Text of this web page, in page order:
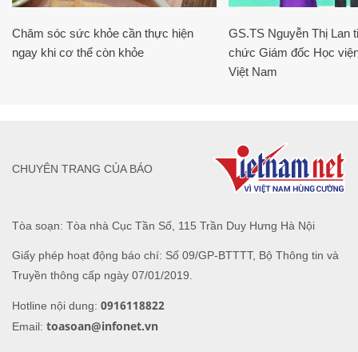
Chăm sóc sức khỏe cần thực hiện
ngay khi cơ thể còn khỏe
GS.TS Nguyễn Thị Lan
chức Giám đốc Học
Việt Nam
Tòa soạn: Tòa nhà Cục Tần Số, 115 Trần Duy Hưng Hà Nội
Giấy phép hoạt động báo chí: Số 09/GP-BTTTT, Bộ Thông tin và
Truyền thông cấp ngày 07/01/2019.
Hotline nội dung: 0916118822
Email: toasoan@infonet.vn
CHUYÊN TRANG CỦA BÁO